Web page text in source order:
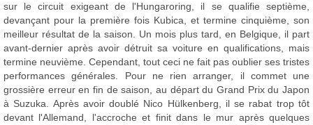
sur le circuit exigeant de l'Hungaroring, il se qualifie septième,
devançant pour la première fois Kubica, et termine cinquième, son
meilleur résultat de la saison. Un mois plus tard, en Belgique, il part
avant-dernier après avoir détruit sa voiture en qualifications, mais
termine neuvième. Cependant, tout ceci ne fait pas oublier ses tristes
performances générales. Pour ne rien arranger, il commet une
grossière erreur en fin de saison, au départ du Grand Prix du Japon
à Suzuka. Après avoir doublé Nico Hülkenberg, il se rabat trop tôt
devant l'Allemand, l'accroche et finit dans le mur après quelques